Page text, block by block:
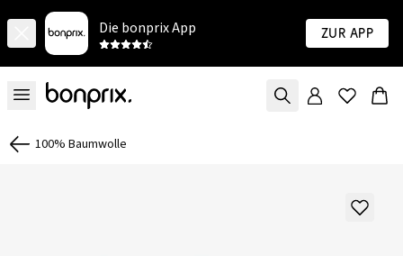
Die bonprix App Zur App
100% Baumwolle